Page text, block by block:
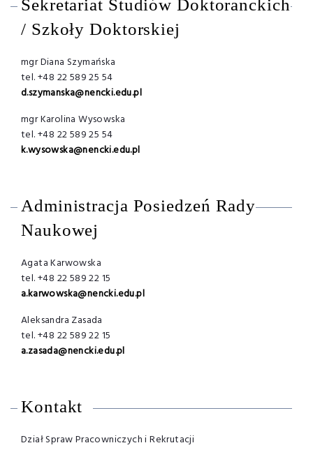
Sekretariat Studiów Doktoranckich
/ Szkoły Doktorskiej
mgr Diana Szymańska
tel. +48 22 589 25 54
d.szymanska@nencki.edu.pl
mgr Karolina Wysowska
tel. +48 22 589 25 54
k.wysowska@nencki.edu.pl
Administracja Posiedzeń Rady
Naukowej
Agata Karwowska
tel. +48 22 589 22 15
a.karwowska@nencki.edu.pl
Aleksandra Zasada
tel. +48 22 589 22 15
a.zasada@nencki.edu.pl
Kontakt
Dział Spraw Pracowniczych i Rekrutacji